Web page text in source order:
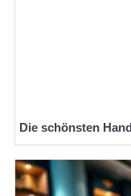
Die schönsten